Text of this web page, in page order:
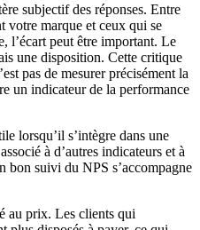
subjectif des réponses. Entre
votre marque et ceux qui se
l’écart peut être important. Le
une disposition. Cette critique
pas de mesurer précisément la
un indicateur de la performance
lorsqu’il s’intègre dans une
à d’autres indicateurs et à
bon suivi du NPS s’accompagne
au prix. Les clients qui